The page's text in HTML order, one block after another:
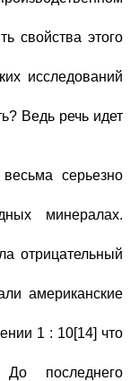
свойства этого
исследований
Ведь речь идет
серьезно
минералах.
отрицательный
американские
1 : 10[14] что
последнего